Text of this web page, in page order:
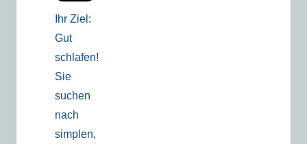
Ihr Ziel:
Gut
schlafen!
Sie
suchen
nach
simplen,